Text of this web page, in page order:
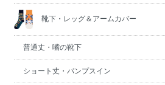
靴下・レッグ＆アームカバー
普通丈・嘴の靴下
ショート丈・パンプスイン